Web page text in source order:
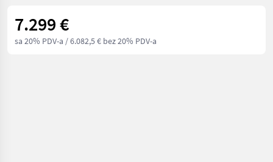
7.299 €
sa 20% PDV-a / 6.082,5 € bez 20% PDV-a